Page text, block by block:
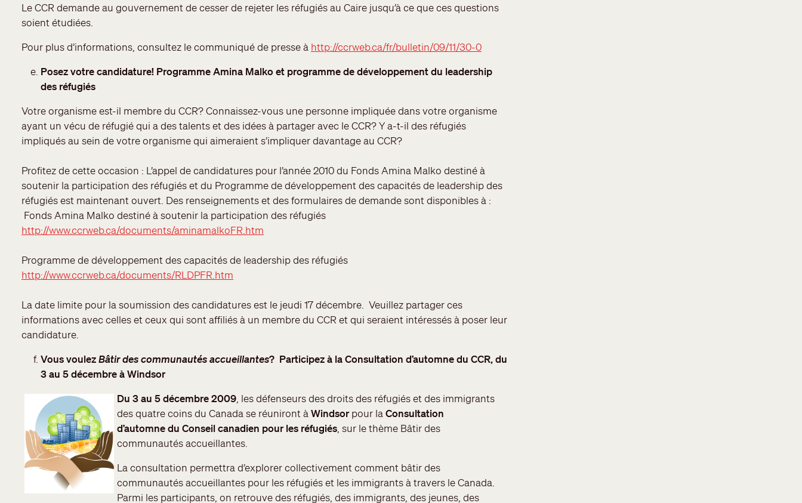
Le CCR demande au gouvernement de cesser de rejeter les réfugiés au Caire jusqu’à ce que ces questions
soient étudiées.
Pour plus d’informations, consultez le communiqué de presse à http://ccrweb.ca/fr/bulletin/09/11/30-0
Posez votre candidature! Programme Amina Malko et programme de développement du leadership
des réfugiés
Votre organisme est-il membre du CCR? Connaissez-vous une personne impliquée dans votre organisme
ayant un vécu de réfugié qui a des talents et des idées à partager avec le CCR? Y a-t-il des réfugiés
impliqués au sein de votre organisme qui aimeraient s’impliquer davantage au CCR?
Profitez de cette occasion : L’appel de candidatures pour l’année 2010 du Fonds Amina Malko destiné à
soutenir la participation des réfugiés et du Programme de développement des capacités de leadership des
réfugiés est maintenant ouvert. Des renseignements et des formulaires de demande sont disponibles à :
Fonds Amina Malko destiné à soutenir la participation des réfugiés
http://www.ccrweb.ca/documents/aminamalkoFR.htm
Programme de développement des capacités de leadership des réfugiés
http://www.ccrweb.ca/documents/RLDPFR.htm
La date limite pour la soumission des candidatures est le jeudi 17 décembre. Veuillez partager ces
informations avec celles et ceux qui sont affiliés à un membre du CCR et qui seraient intéressés à poser leur
candidature.
Vous voulezBâtir des communautés accueillantes? Participez à la Consultation d’automne du CCR, du
3 au 5 décembre à Windsor
Du 3 au 5 décembre 2009 , les défenseurs des droits des réfugiés et des immigrants
des quatre coins du Canada se réuniront à Windsorpour la Consultation
d’automne du Conseil canadien pour les réfugiés , sur le thème Bâtir des
communautés accueillantes.
La consultation permettra d’explorer collectivement comment bâtir des
communautés accueillantes pour les réfugiés et les immigrants à travers le Canada.
Parmi les participants, on retrouve des réfugiés, des immigrants, des jeunes, des